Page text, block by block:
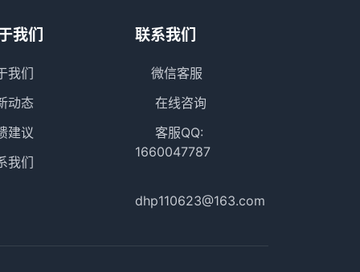
我们
我们
动态
建议
我们
联系我们
微信客服
在线咨询
客服QQ:
1660047787
dhp110623@163.com